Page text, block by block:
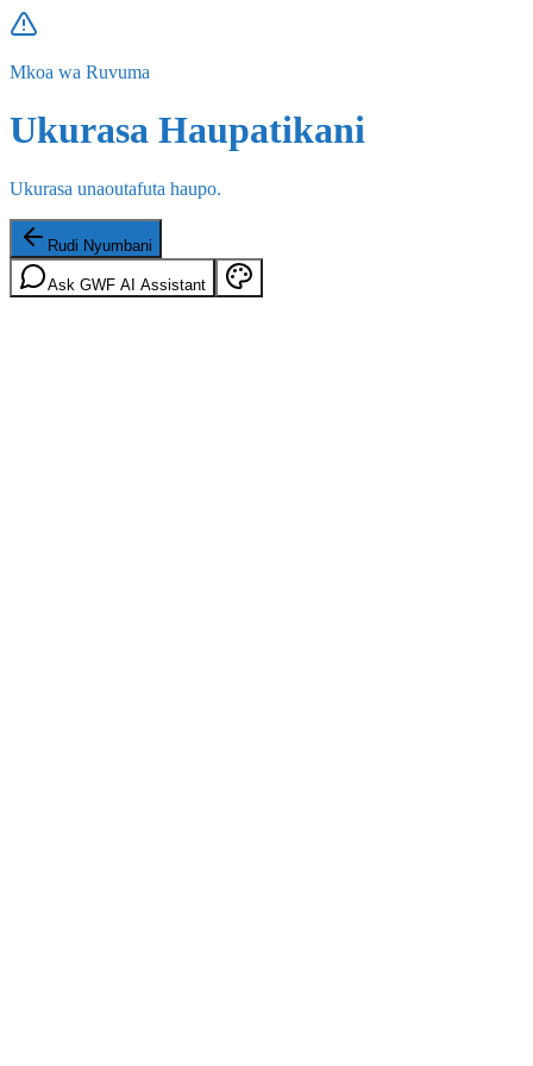
Mkoa wa Ruvuma
Ukurasa Haupatikani
Ukurasa unaoutafuta haupo.
Rudi Nyumbani
Ask GWF AI Assistant